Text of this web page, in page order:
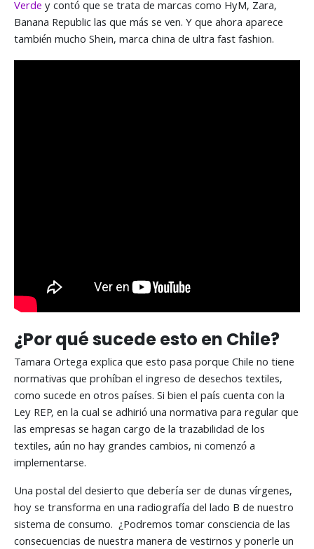
Verdey contó que se trata de marcas como HyM, Zara,
Banana Republic las que más se ven. Y que ahora aparece
también mucho Shein, marca china de ultra fast fashion.
¿Por qué sucede esto en Chile?
Tamara Ortega explica que esto pasa porque Chile no tiene
normativas que prohíban el ingreso de desechos textiles,
como sucede en otros países. Si bien el país cuenta con la
Ley REP, en la cual se adhirió una normativa para regular que
las empresas se hagan cargo de la trazabilidad de los
textiles, aún no hay grandes cambios, ni comenzó a
implementarse.
Una postal del desierto que debería ser de dunas vírgenes,
hoy se transforma en una radiografía del lado B de nuestro
sistema de consumo. ¿Podremos tomar consciencia de las
consecuencias de nuestra manera de vestirnos y ponerle un